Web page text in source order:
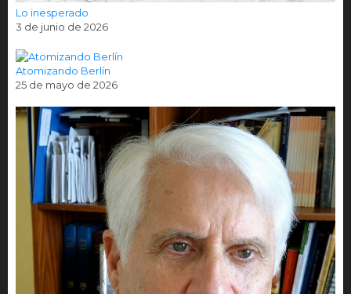
Lo inesperado
3 de junio de 2026
Atomizando Berlín
25 de mayo de 2026